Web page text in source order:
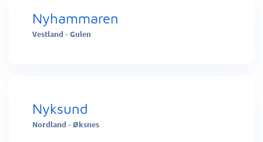
Nyhammaren
Vestland - Gulen
Nyksund
Nordland - Øksnes